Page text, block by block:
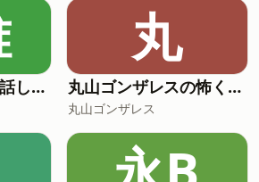
日本IBM 誰かに話したくなる“〇〇”の話
丸
丸山ゴンザレスの怖くて奇妙な物件の話
丸山ゴンザレス